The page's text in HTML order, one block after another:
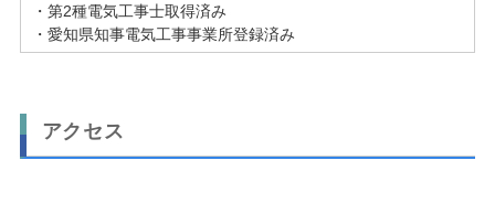
・第2種電気工事士取得済み
・愛知県知事電気工事事業所登録済み
アクセス